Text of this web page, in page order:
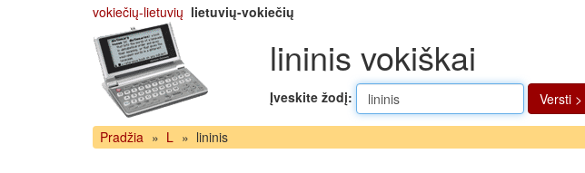
vokiečių-lietuvių lietuvių-vokiečių
lininis vokiškai
Įveskite žodį: Versti >
Pradžia » L » lininis